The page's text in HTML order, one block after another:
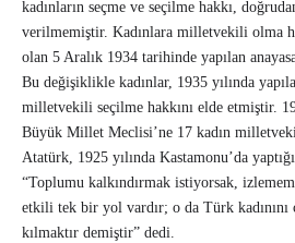
kadınların seçme ve seçilme hakkı,
verilmemiştir. Kadınlara milletvekili olma
olan 5 Aralık 1934 tarihinde yapılan
Bu değişiklikle kadınlar, 1935 yılında
milletvekili seçilme hakkını elde etmiştir.
Büyük Millet Meclisi’ne 17 kadın
Atatürk, 1925 yılında Kastamonu’da
“Toplumu kalkındırmak istiyorsak,
etkili tek bir yol vardır; o da Türk kadınını
kılmaktır demiştir” dedi.